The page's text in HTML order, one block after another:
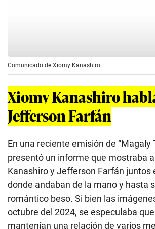
Comunicado de Xiomy Kanashiro
Xiomy Kanashiro
Jefferson Farfán
En una reciente emisión de “Magaly
presentó un informe que mostraba
Kanashiro y Jefferson Farfán juntos
donde andaban de la mano y hasta
romántico beso. Si bien las
octubre del 2024, se especulaba
mantenían una relación de varios